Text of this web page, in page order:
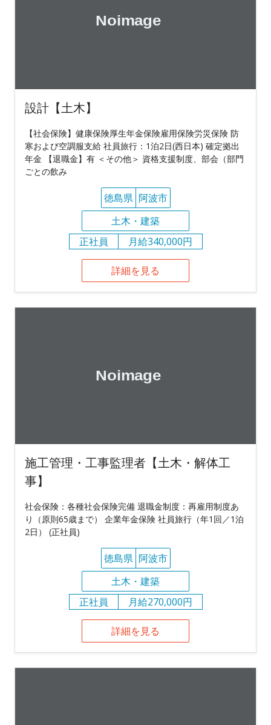
設計【土木】
【社会保険】健康保険厚生年金保険雇用保険労災保険 防
寒および空調服支給 社員旅行：1泊2日(西日本) 確定拠出
年金 【退職金】有 ＜その他＞ 資格支援制度、部会（部門
ごとの飲み
徳島県 阿波市
土木・建築
正社員
月給340,000円
詳細を見る
施工管理・工事監理者【土木・解体工
事】
社会保険：各種社会保険完備 退職金制度：再雇用制度あ
り（原則65歳まで） 企業年金保険 社員旅行（年1回／1泊
2日） (正社員)
徳島県 阿波市
土木・建築
正社員
月給270,000円
詳細を見る